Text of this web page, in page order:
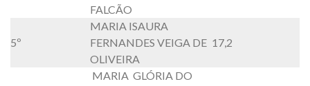
FALCÃO
5º
MARIA ISAURA
FERNANDES VEIGA DE
OLIVEIRA
17,2
MARIA GLÓRIA DO